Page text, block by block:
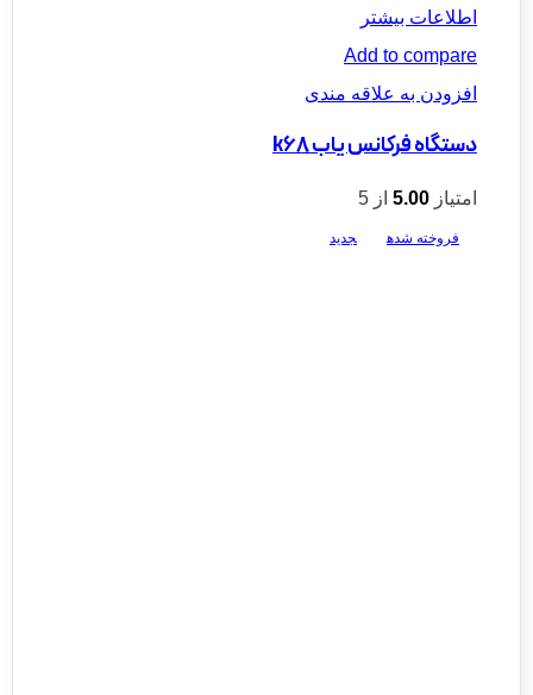
اطلاعات بیشتر
Add to compare
افزودن به علاقه مندی
دستگاه فرکانس یاب k68
امتیاز 5.00 از 5
فروخته شده جدید